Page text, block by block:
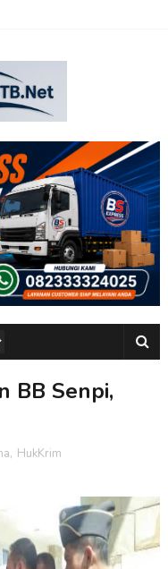
BB Senpi,
, HukKrim